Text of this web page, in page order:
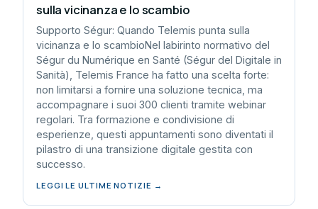
sulla vicinanza e lo scambio
Supporto Ségur: Quando Telemis punta sulla
vicinanza e lo scambioNel labirinto normativo del
Ségur du Numérique en Santé (Ségur del Digitale in
Sanità), Telemis France ha fatto una scelta forte:
non limitarsi a fornire una soluzione tecnica, ma
accompagnare i suoi 300 clienti tramite webinar
regolari. Tra formazione e condivisione di
esperienze, questi appuntamenti sono diventati il
pilastro di una transizione digitale gestita con
successo.
LEGGI LE ULTIME NOTIZIE →